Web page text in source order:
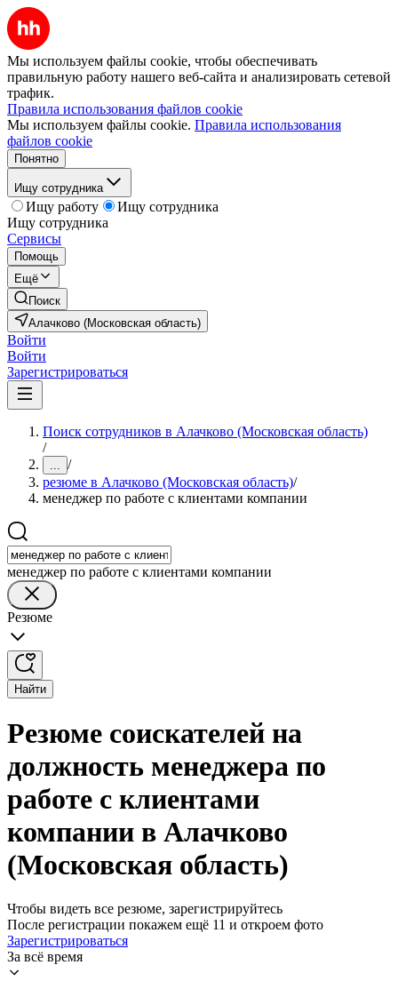
Мы используем файлы cookie, чтобы обеспечивать
правильную работу нашего веб-сайта и анализировать сетевой
трафик.
Правила использования файлов cookie
Мы используем файлы cookie. Правила использования
файлов cookie
Понятно
Ищу сотрудника
Ищу работу
Ищу сотрудника
Ищу сотрудника
Сервисы
Помощь
Ещё
Поиск
Алачково (Московская область)
Войти
Войти
Зарегистрироваться
Поиск сотрудников в Алачково (Московская область)
/
... /
резюме в Алачково (Московская область)/
менеджер по работе с клиентами компании
менеджер по работе с клиентами компании
Резюме
Найти
Резюме соискателей на
должность менеджера по
работе с клиентами
компании в Алачково
(Московская область)
Чтобы видеть все резюме, зарегистрируйтесь
После регистрации покажем ещё 11 и откроем фото
Зарегистрироваться
За всё время